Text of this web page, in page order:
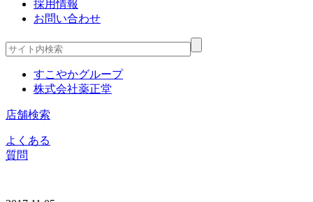
採用情報
お問い合わせ
すこやかグループ
株式会社薬正堂
店舗検索
よくある
質問